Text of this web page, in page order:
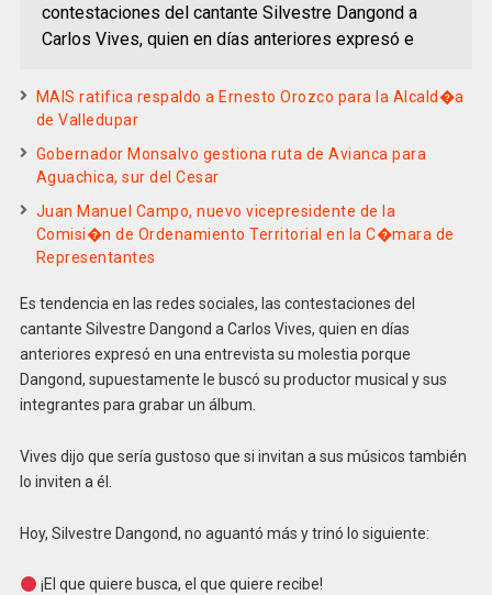
contestaciones del cantante Silvestre Dangond a
Carlos Vives, quien en días anteriores expresó e
MAIS ratifica respaldo a Ernesto Orozco para la Alcald�a
de Valledupar
Gobernador Monsalvo gestiona ruta de Avianca para
Aguachica, sur del Cesar
Juan Manuel Campo, nuevo vicepresidente de la
Comisi�n de Ordenamiento Territorial en la C�mara de
Representantes
Es tendencia en las redes sociales, las contestaciones del
cantante Silvestre Dangond a Carlos Vives, quien en días
anteriores expresó en una entrevista su molestia porque
Dangond, supuestamente le buscó su productor musical y sus
integrantes para grabar un álbum.
Vives dijo que sería gustoso que si invitan a sus músicos también
lo inviten a él.
Hoy, Silvestre Dangond, no aguantó más y trinó lo siguiente:
¡El que quiere busca, el que quiere recibe!